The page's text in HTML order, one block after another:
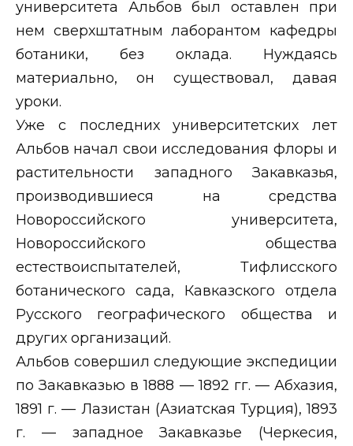
университета Альбов был оставлен при
нем сверхштатным лаборантом кафедры
ботаники, без оклада. Нуждаясь
материально, он существовал, давая
уроки.
Уже с последних университетских лет
Альбов начал свои исследования флоры и
растительности западного Закавказья,
производившиеся на средства
Новороссийского университета,
Новороссийского общества
естествоиспытателей, Тифлисского
ботанического сада, Кавказского отдела
Русского географического общества и
других организаций.
Альбов совершил следующие экспедиции
по Закавказью в 1888 — 1892 гг. — Абхазия,
1891 г. — Лазистан (Азиатская Турция), 1893
г. — западное Закавказье (Черкесия,